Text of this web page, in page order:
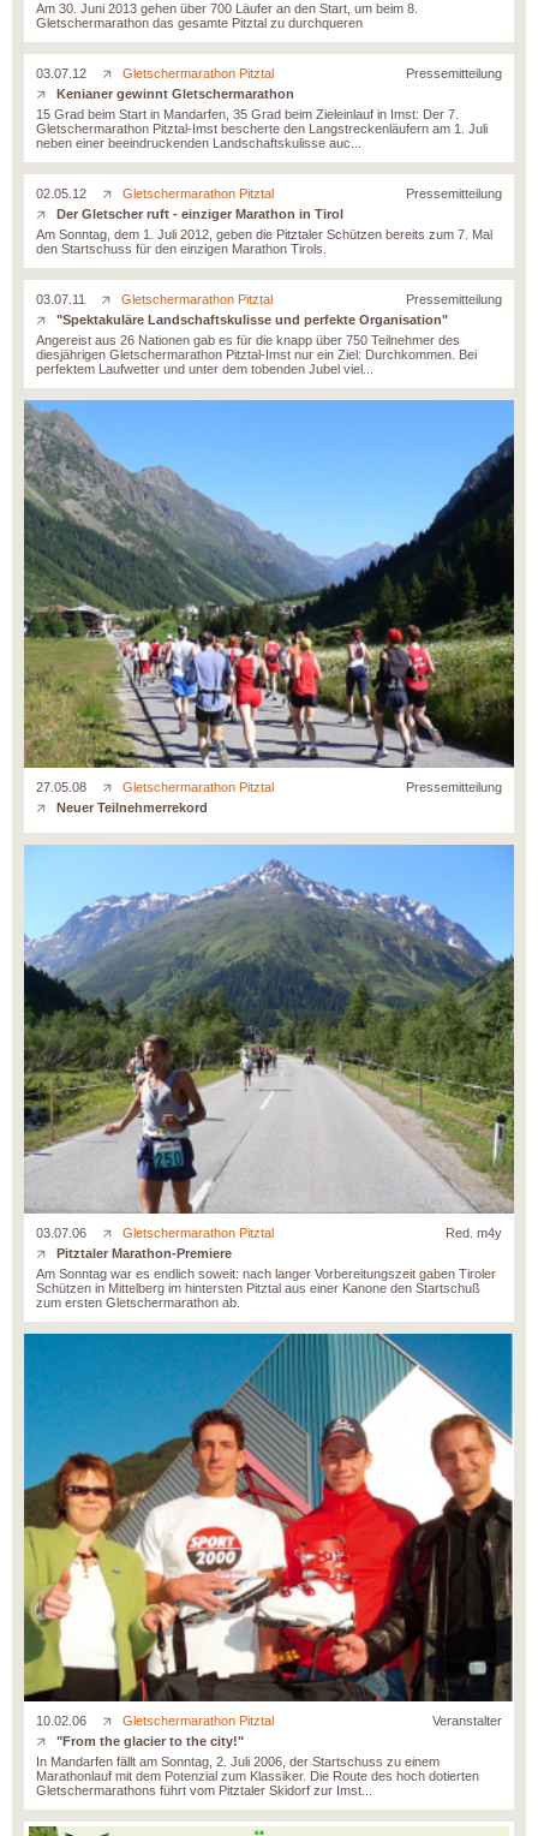
Am 30. Juni 2013 gehen über 700 Läufer an den Start, um beim 8.
Gletschermarathon das gesamte Pitztal zu durchqueren
03.07.12 Gletschermarathon Pitztal
Pressemitteilung
Kenianer gewinnt Gletschermarathon
15 Grad beim Start in Mandarfen, 35 Grad beim Zieleinlauf in Imst: Der 7.
Gletschermarathon Pitztal-Imst bescherte den Langstreckenläufern am 1. Juli
neben einer beeindruckenden Landschaftskulisse auc...
02.05.12 Gletschermarathon Pitztal
Pressemitteilung
Der Gletscher ruft - einziger Marathon in Tirol
Am Sonntag, dem 1. Juli 2012, geben die Pitztaler Schützen bereits zum 7. Mal
den Startschuss für den einzigen Marathon Tirols.
03.07.11 Gletschermarathon Pitztal
Pressemitteilung
"Spektakuläre Landschaftskulisse und perfekte Organisation"
Angereist aus 26 Nationen gab es für die knapp über 750 Teilnehmer des
diesjährigen Gletschermarathon Pitztal-Imst nur ein Ziel: Durchkommen. Bei
perfektem Laufwetter und unter dem tobenden Jubel viel...
27.05.08 Gletschermarathon Pitztal
Pressemitteilung
Neuer Teilnehmerrekord
03.07.06 Gletschermarathon Pitztal
Red. m4y
Pitztaler Marathon-Premiere
Am Sonntag war es endlich soweit: nach langer Vorbereitungszeit gaben Tiroler
Schützen in Mittelberg im hintersten Pitztal aus einer Kanone den Startschuß
zum ersten Gletschermarathon ab.
10.02.06 Gletschermarathon Pitztal
Veranstalter
"From the glacier to the city!"
In Mandarfen fällt am Sonntag, 2. Juli 2006, der Startschuss zu einem
Marathonlauf mit dem Potenzial zum Klassiker. Die Route des hoch dotierten
Gletschermarathons führt vom Pitztaler Skidorf zur Imst...